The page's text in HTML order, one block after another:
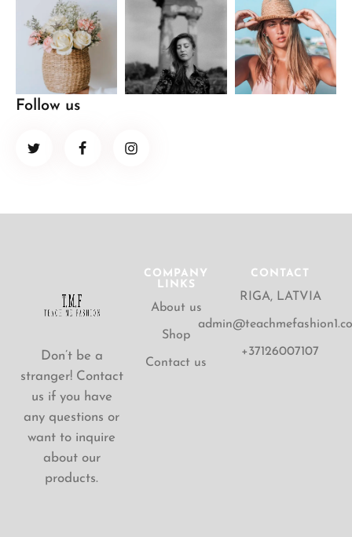
Follow us
Don’t be a
stranger! Contact
us if you have
any questions or
want to inquire
about our
products.
COMPANY
LINKS
About us
Shop
Contact us
CONTACT
RIGA, LATVIA
+37126007107